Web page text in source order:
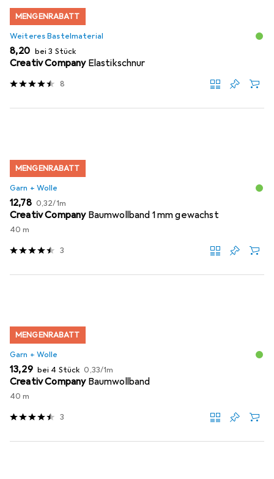
MENGENRABATT
Weiteres Bastelmaterial
EUR
8,20 bei 3 Stück
Creativ Company Elastikschnur
8
MENGENRABATT
Garn + Wolle
EUR
12,78 EUR
0,32/1m
Creativ Company Baumwollband 1 mm gewachst
40 m
3
MENGENRABATT
Garn + Wolle
EUR
13,29 bei 4 Stück EUR
0,33/1m
Creativ Company Baumwollband
40 m
3